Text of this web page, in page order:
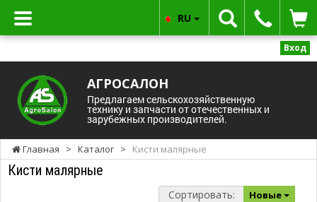
Вход
АГРОСАЛОН
Предлагаем сельскохозяйственную
технику и запчасти от отечественных и
зарубежных производителей.
RU
Главная > Каталог > Кисти малярные
Кисти малярные
Сортировать: Новые